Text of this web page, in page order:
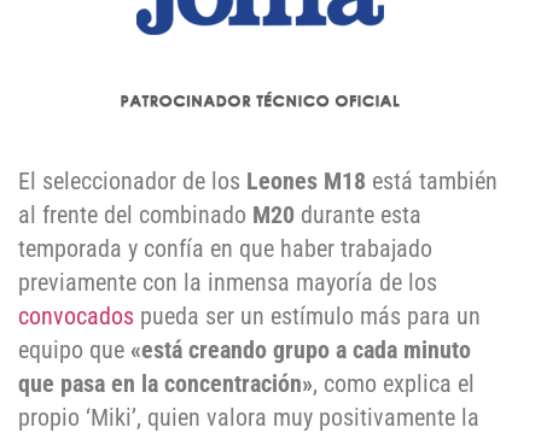
El seleccionador de los Leones M18 está también
al frente del combinado M20 durante esta
temporada y confía en que haber trabajado
previamente con la inmensa mayoría de los
convocados pueda ser un estímulo más para un
equipo que «está creando grupo a cada minuto
que pasa en la concentración», como explica el
propio ‘Miki’, quien valora muy positivamente la